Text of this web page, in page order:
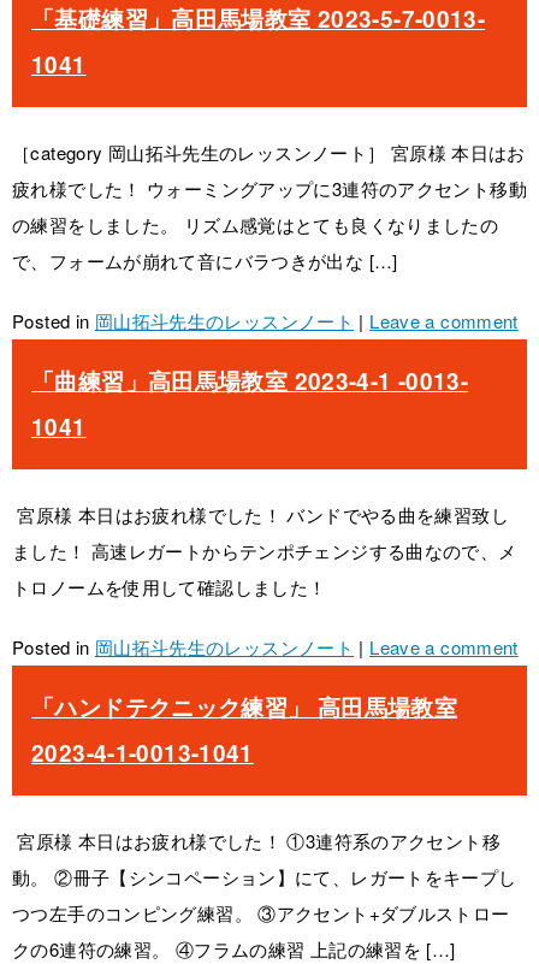
「基礎練習」高田馬場教室 2023-5-7-0013-
1041
［category 岡山拓斗先生のレッスンノート］ 宮原様 本日はお
疲れ様でした！ ウォーミングアップに3連符のアクセント移動
の練習をしました。 リズム感覚はとても良くなりましたの
で、フォームが崩れて音にバラつきが出な […]
Posted in 岡山拓斗先生のレッスンノート | Leave a comment
「曲練習」高田馬場教室 2023-4-1 -0013-
1041
宮原様 本日はお疲れ様でした！ バンドでやる曲を練習致し
ました！ 高速レガートからテンポチェンジする曲なので、メ
トロノームを使用して確認しました！
Posted in 岡山拓斗先生のレッスンノート | Leave a comment
「ハンドテクニック練習」 高田馬場教室
2023-4-1-0013-1041
宮原様 本日はお疲れ様でした！ ①3連符系のアクセント移
動。 ②冊子【シンコペーション】にて、レガートをキープし
つつ左手のコンピング練習。 ③アクセント+ダブルストロー
クの6連符の練習。 ④フラムの練習 上記の練習を […]